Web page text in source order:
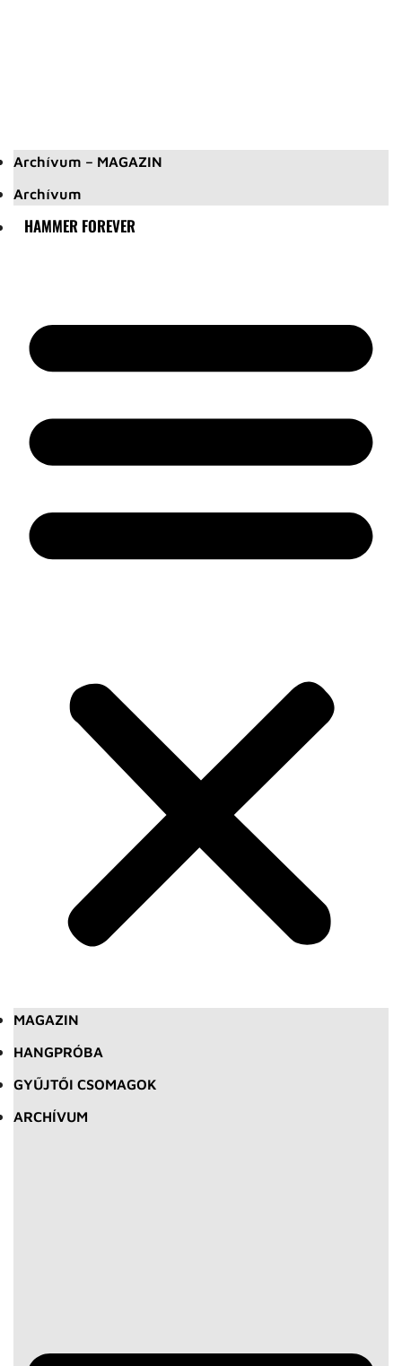
Archívum – MAGAZIN
Archívum
HAMMER FOREVER
MAGAZIN
HANGPRÓBA
GYŰJTŐI CSOMAGOK
ARCHÍVUM